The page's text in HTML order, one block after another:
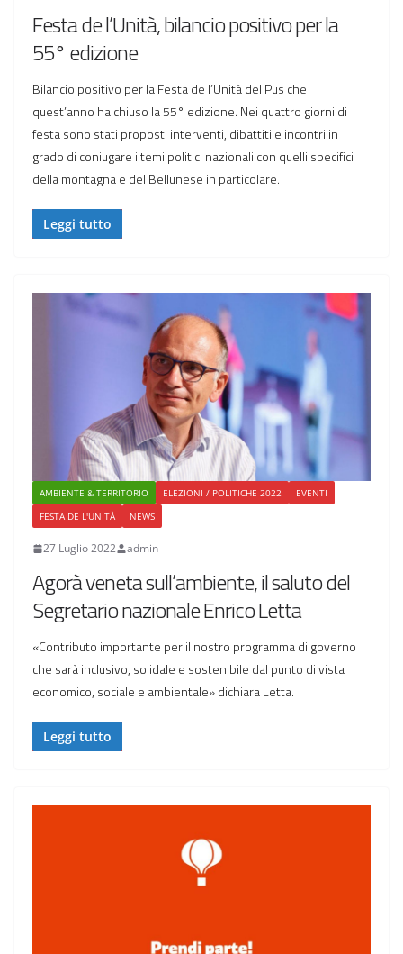
Festa de l’Unità, bilancio positivo per la
55° edizione
Bilancio positivo per la Festa de l’Unità del Pus che
quest’anno ha chiuso la 55° edizione. Nei quattro giorni di
festa sono stati proposti interventi, dibattiti e incontri in
grado di coniugare i temi politici nazionali con quelli specifici
della montagna e del Bellunese in particolare.
Leggi tutto
AMBIENTE & TERRITORIO ELEZIONI / POLITICHE 2022
EVENTI
FESTA DE L'UNITÀ
NEWS
27 Luglio 2022 admin
Agorà veneta sull’ambiente, il saluto del
Segretario nazionale Enrico Letta
«Contributo importante per il nostro programma di governo
che sarà inclusivo, solidale e sostenibile dal punto di vista
economico, sociale e ambientale» dichiara Letta.
Leggi tutto